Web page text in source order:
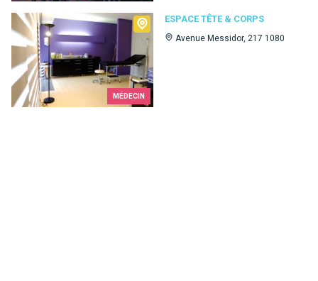
MÉDECIN
ESPACE TÊTE & CORPS
Avenue Messidor, 217 1080
Espace Tête & Corps